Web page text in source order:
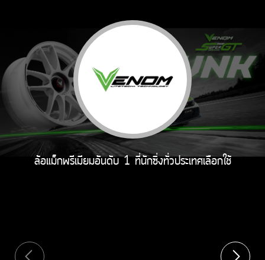
ล้อแม็กพรีเมียมอันดับ 1 ที่นักซิ่งทั่วประเทศเลือกใช้